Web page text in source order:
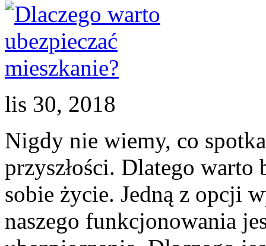
lis 30, 2018
Nigdy nie wiemy, co
przyszłości. Dlatego
sobie życie. Jedną z opcji
naszego funkcjonowania